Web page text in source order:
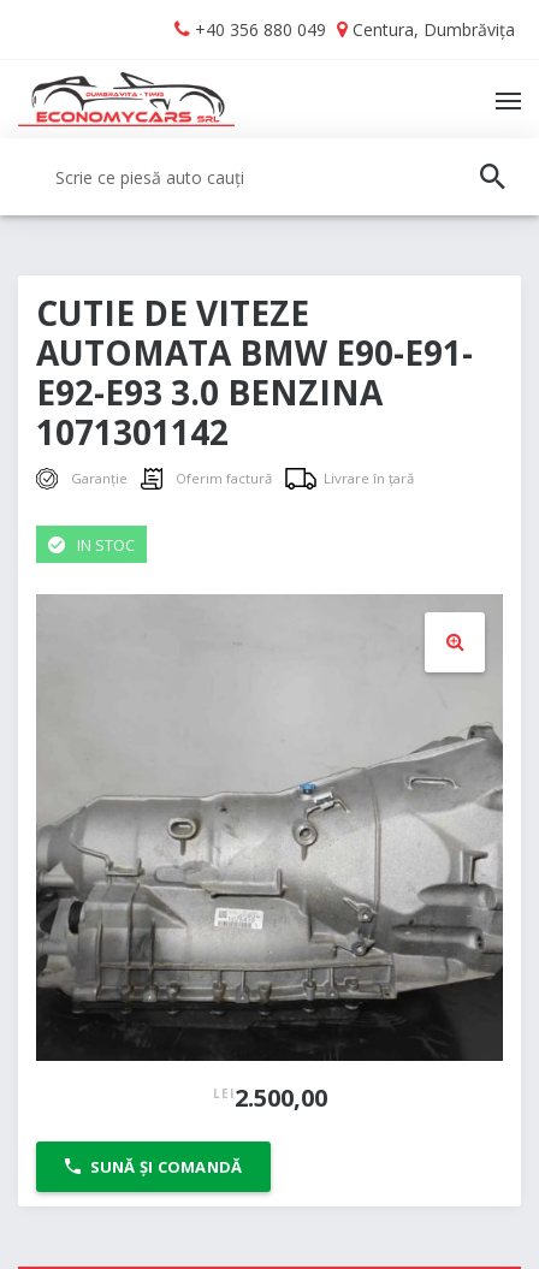
navigation
content
+40 356 880 049 Centura, Dumbrăvița
CUTIE DE VITEZE
AUTOMATA BMW E90-E91-
E92-E93 3.0 BENZINA
1071301142
Garanție Oferim factură Livrare în țară
IN STOC
LEI2.500,00
SUNĂ ȘI COMANDĂ